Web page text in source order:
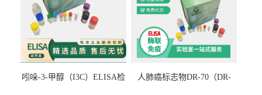
吲哚-3-甲醇（I3C）ELISA检
人肺癌标志物DR-70（DR-